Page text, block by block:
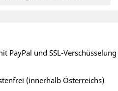
PayPal und SSL-Verschüsselung
(innerhalb Österreichs)